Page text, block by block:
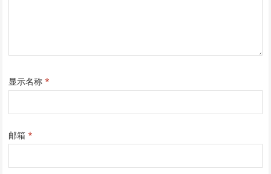
显示名称*
邮箱*